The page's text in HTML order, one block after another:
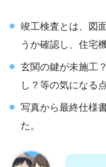
竣工検査とは、図
うか確認し、住宅
玄関の鍵が未施工
し？等の気になる
写真から最終仕様
た。